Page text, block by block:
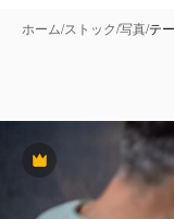
ホーム/ストック/写真/テ
Premium